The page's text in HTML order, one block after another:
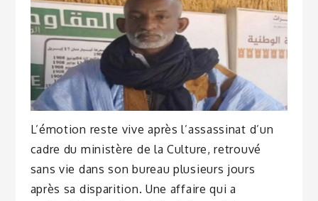
L’émotion reste vive après l’assassinat d’un
cadre du ministère de la Culture, retrouvé
sans vie dans son bureau plusieurs jours
après sa disparition. Une affaire qui a